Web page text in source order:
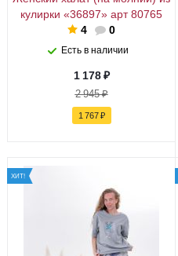
кулирки «36897» арт 80765
4
0
Есть в наличии
1 178₽
2 945₽
1 767₽
ХИТ!